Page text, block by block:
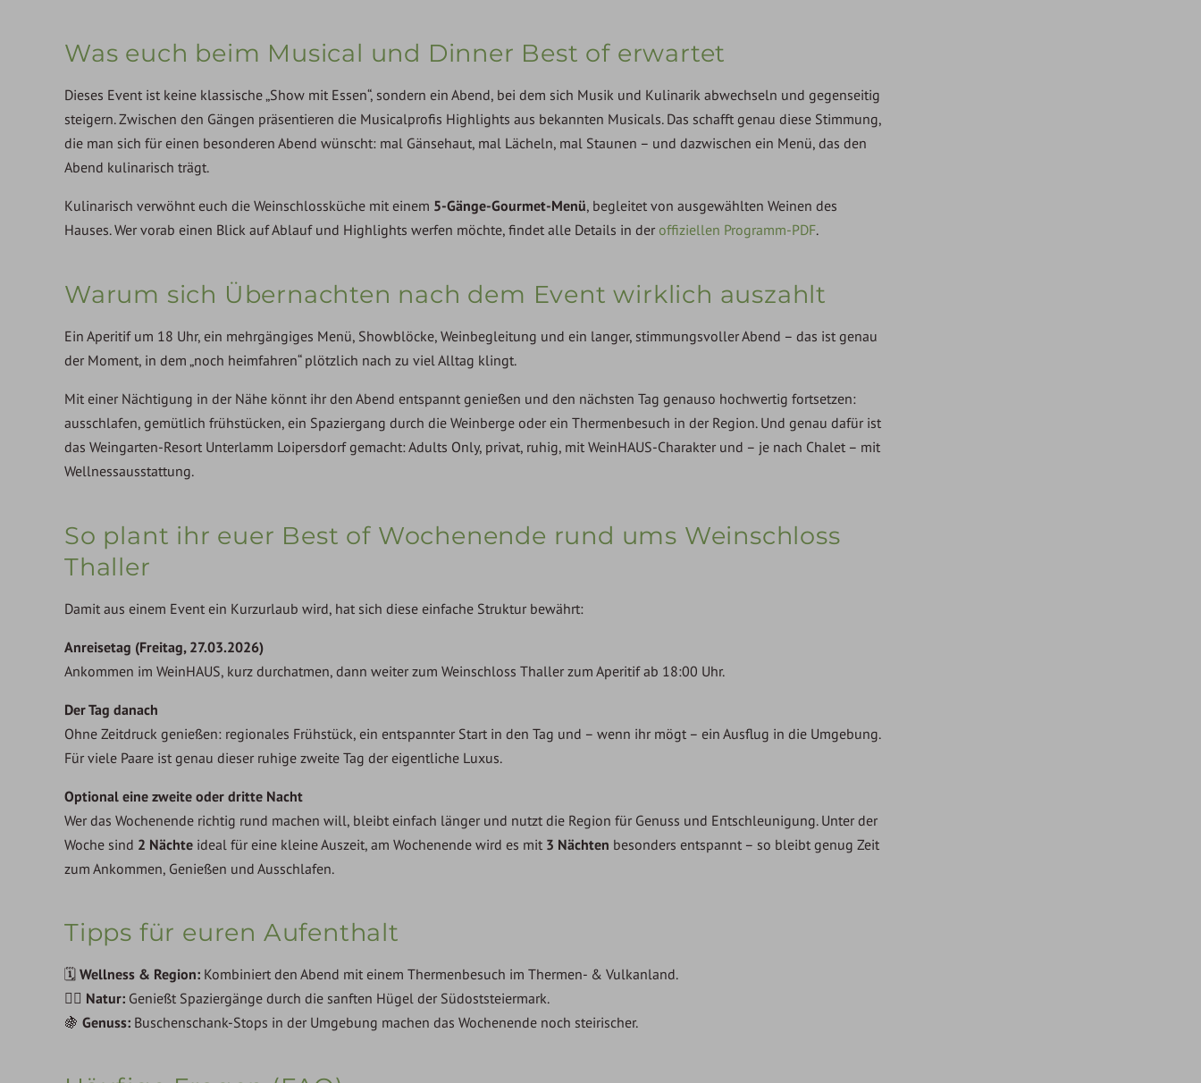
Was euch beim Musical und Dinner Best of erwartet
Dieses Event ist keine klassische „Show mit Essen“, sondern ein Abend, bei dem sich Musik und Kulinarik abwechseln und gegenseitig
steigern. Zwischen den Gängen präsentieren die Musicalprofis Highlights aus bekannten Musicals. Das schafft genau diese Stimmung,
die man sich für einen besonderen Abend wünscht: mal Gänsehaut, mal Lächeln, mal Staunen – und dazwischen ein Menü, das den
Abend kulinarisch trägt.
Kulinarisch verwöhnt euch die Weinschlossküche mit einem 5-Gänge-Gourmet-Menü, begleitet von ausgewählten Weinen des
Hauses. Wer vorab einen Blick auf Ablauf und Highlights werfen möchte, findet alle Details in der offiziellen Programm-PDF.
Warum sich Übernachten nach dem Event wirklich auszahlt
Ein Aperitif um 18 Uhr, ein mehrgängiges Menü, Showblöcke, Weinbegleitung und ein langer, stimmungsvoller Abend – das ist genau
der Moment, in dem „noch heimfahren“ plötzlich nach zu viel Alltag klingt.
Mit einer Nächtigung in der Nähe könnt ihr den Abend entspannt genießen und den nächsten Tag genauso hochwertig fortsetzen:
ausschlafen, gemütlich frühstücken, ein Spaziergang durch die Weinberge oder ein Thermenbesuch in der Region. Und genau dafür ist
das Weingarten-Resort Unterlamm Loipersdorf gemacht: Adults Only, privat, ruhig, mit WeinHAUS-Charakter und – je nach Chalet – mit
Wellnessausstattung.
So plant ihr euer Best of Wochenende rund ums Weinschloss
Thaller
Damit aus einem Event ein Kurzurlaub wird, hat sich diese einfache Struktur bewährt:
Anreisetag (Freitag, 27.03.2026)
Ankommen im WeinHAUS, kurz durchatmen, dann weiter zum Weinschloss Thaller zum Aperitif ab 18:00 Uhr.
Der Tag danach
Ohne Zeitdruck genießen: regionales Frühstück, ein entspannter Start in den Tag und – wenn ihr mögt – ein Ausflug in die Umgebung.
Für viele Paare ist genau dieser ruhige zweite Tag der eigentliche Luxus.
Optional eine zweite oder dritte Nacht
Wer das Wochenende richtig rund machen will, bleibt einfach länger und nutzt die Region für Genuss und Entschleunigung. Unter der
Woche sind 2 Nächte ideal für eine kleine Auszeit, am Wochenende wird es mit 3 Nächten besonders entspannt – so bleibt genug Zeit
zum Ankommen, Genießen und Ausschlafen.
Tipps für euren Aufenthalt
🗓 Wellness & Region: Kombiniert den Abend mit einem Thermenbesuch im Thermen- & Vulkanland.
🚶‍♂️ Natur: Genießt Spaziergänge durch die sanften Hügel der Südoststeiermark.
🍇 Genuss: Buschenschank-Stops in der Umgebung machen das Wochenende noch steirischer.